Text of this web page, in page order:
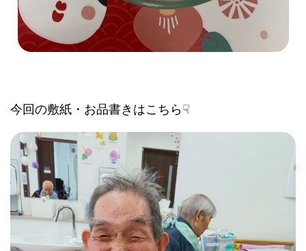
今回の敷紙・お品書きはこちら☟